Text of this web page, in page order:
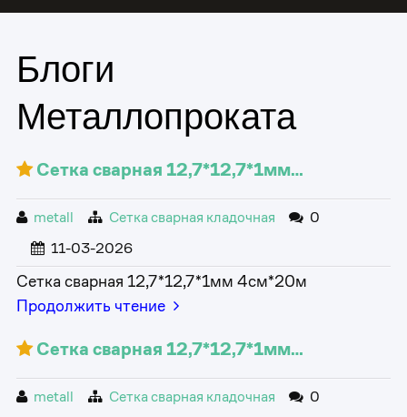
Блоги
Металлопроката
Сетка сварная 12,7*12,7*1мм…
metall Сетка сварная кладочная
0
11-03-2026
Сетка сварная 12,7*12,7*1мм 4см*20м
Продолжить чтение
Сетка сварная 12,7*12,7*1мм…
metall Сетка сварная кладочная
0